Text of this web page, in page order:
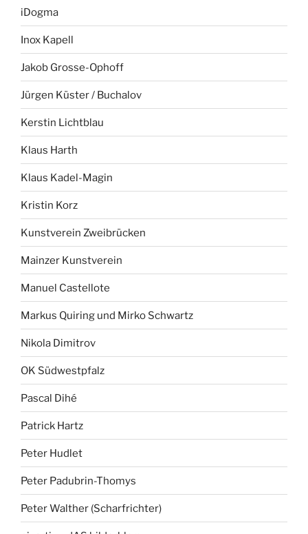
iDogma
Inox Kapell
Jakob Grosse-Ophoff
Jürgen Küster / Buchalov
Kerstin Lichtblau
Klaus Harth
Klaus Kadel-Magin
Kristin Korz
Kunstverein Zweibrücken
Mainzer Kunstverein
Manuel Castellote
Markus Quiring und Mirko Schwartz
Nikola Dimitrov
OK Südwestpfalz
Pascal Dihé
Patrick Hartz
Peter Hudlet
Peter Padubrin-Thomys
Peter Walther (Scharfrichter)